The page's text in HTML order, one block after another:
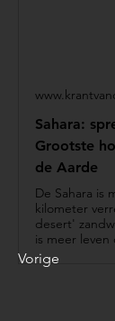
Vorige
Sahara:
Grootste
de Aarde
De Sahara is
kilometer
desert'
is meer